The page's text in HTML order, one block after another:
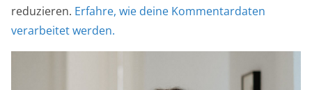
reduzieren. Erfahre, wie deine Kommentardaten
verarbeitet werden.